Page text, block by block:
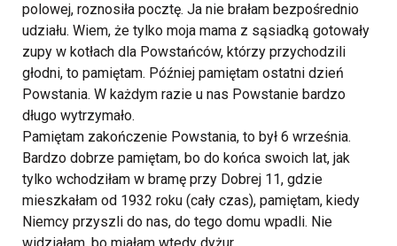
polowej, roznosiła pocztę. Ja nie brałam bezpośrednio
udziału. Wiem, że tylko moja mama z sąsiadką gotowały
zupy w kotłach dla Powstańców, którzy przychodzili
głodni, to pamiętam. Później pamiętam ostatni dzień
Powstania. W każdym razie u nas Powstanie bardzo
długo wytrzymało.
Pamiętam zakończenie Powstania, to był 6 września.
Bardzo dobrze pamiętam, bo do końca swoich lat, jak
tylko wchodziłam w bramę przy Dobrej 11, gdzie
mieszkałam od 1932 roku (cały czas), pamiętam, kiedy
Niemcy przyszli do nas, do tego domu wpadli. Nie